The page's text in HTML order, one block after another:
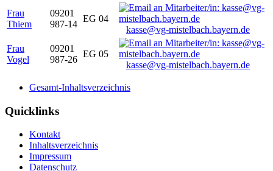
Frau
Thiem
09201
987-14
EG 04
kasse@vg-mistelbach.bayern.de
Frau
Vogel
09201
987-26
EG 05
kasse@vg-mistelbach.bayern.de
Gesamt-Inhaltsverzeichnis
Quicklinks
Kontakt
Inhaltsverzeichnis
Impressum
Datenschutz